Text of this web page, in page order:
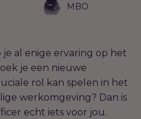
MBO
al enige ervaring op het
je een nieuwe
rol kan spelen in het
werkomgeving? Dan is
echt iets voor jou.